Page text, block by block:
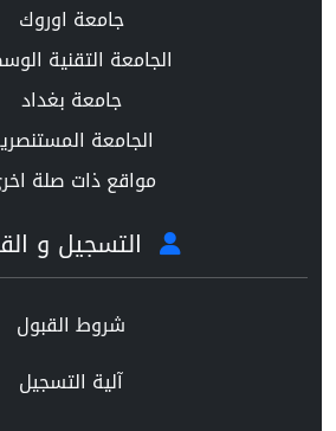
جامعة اوروك
الجامعة التقنية
جامعة بغداد
الجامعة
مواقع ذات صلة
التسجيل و
شروط القبول
آلية التسجيل